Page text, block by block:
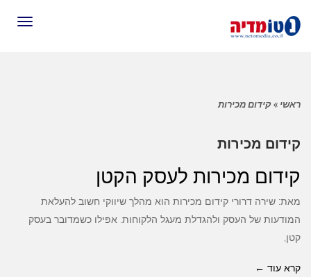
ראשי »קידום מכירות
קידום מכירות
קידום מכירות לעסק הקטן
מאת: שירה דרורי קידום מכירות הוא מהלך שיווקי חשוב להעלאת
המודעות של העסק ולהגדלת מעגל הלקוחות. אפילו כשמדובר בעסק
קטן,
קרא עוד ←